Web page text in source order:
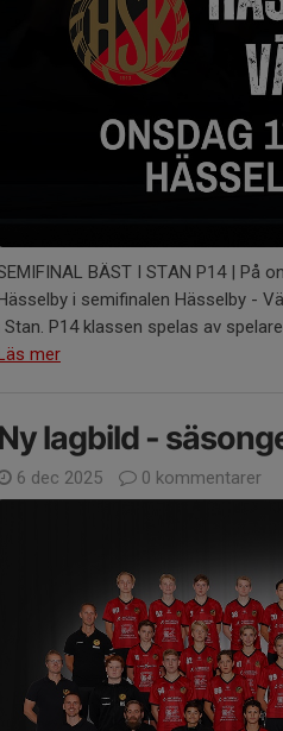
BÄST I STAN P14 | På
i semifinalen Hässelby -
Stan. P14 klassen spelas av
mer
lagbild -
6 dec 2025 0 kommentarer